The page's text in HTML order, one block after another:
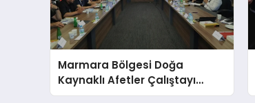
Marmara Bölgesi Doğa
Kaynaklı Afetler Çalıştayı
Başladı